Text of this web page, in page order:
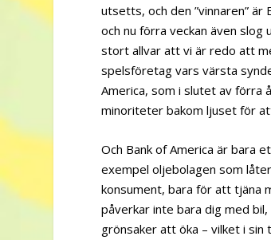
utsetts, och den ”vinnaren”
och nu förra veckan även
stort allvar att vi är redo att
spelsföretag vars värsta
America, som i slutet av
minoriteter bakom ljuset för
Och Bank of America är bara
exempel oljebolagen som låter
konsument, bara för att tjäna
påverkar inte bara dig med
grönsaker att öka – vilket i